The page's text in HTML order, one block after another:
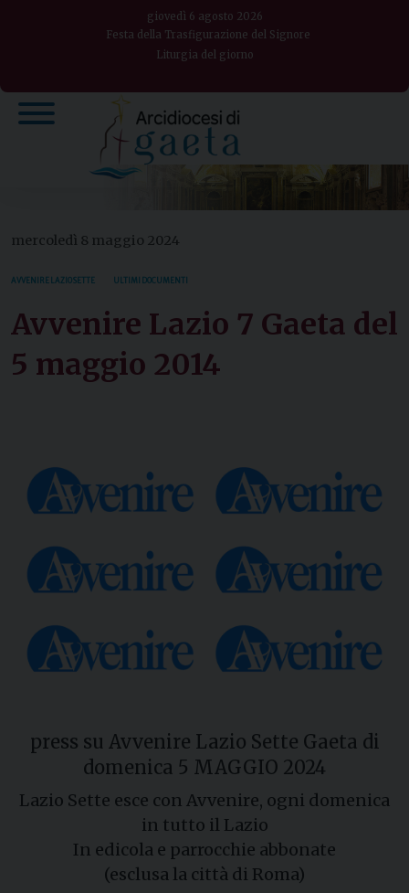
giovedì 6 agosto 2026
Festa della Trasfigurazione del Signore
Liturgia del giorno
mercoledì 8 maggio 2024
AVVENIRE LAZIO SETTE ULTIMI DOCUMENTI
Avvenire Lazio 7 Gaeta del
5 maggio 2014
press su Avvenire Lazio Sette Gaeta di
domenica 5 MAGGIO 2024
Lazio Sette esce con Avvenire, ogni domenica
in tutto il Lazio
In edicola e parrocchie abbonate
(esclusa la città di Roma)